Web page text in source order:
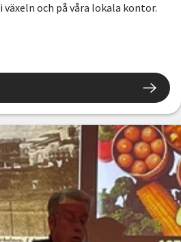
och på våra lokala kontor.